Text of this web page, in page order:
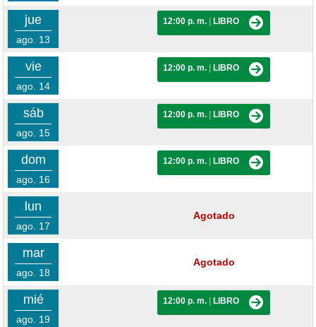
jue
ago. 13
12:00 p. m. LIBRO
vie
ago. 14
12:00 p. m. LIBRO
sáb
ago. 15
12:00 p. m. LIBRO
dom
ago. 16
12:00 p. m. LIBRO
lun
ago. 17
Agotado
mar
ago. 18
Agotado
mié
ago. 19
12:00 p. m. LIBRO